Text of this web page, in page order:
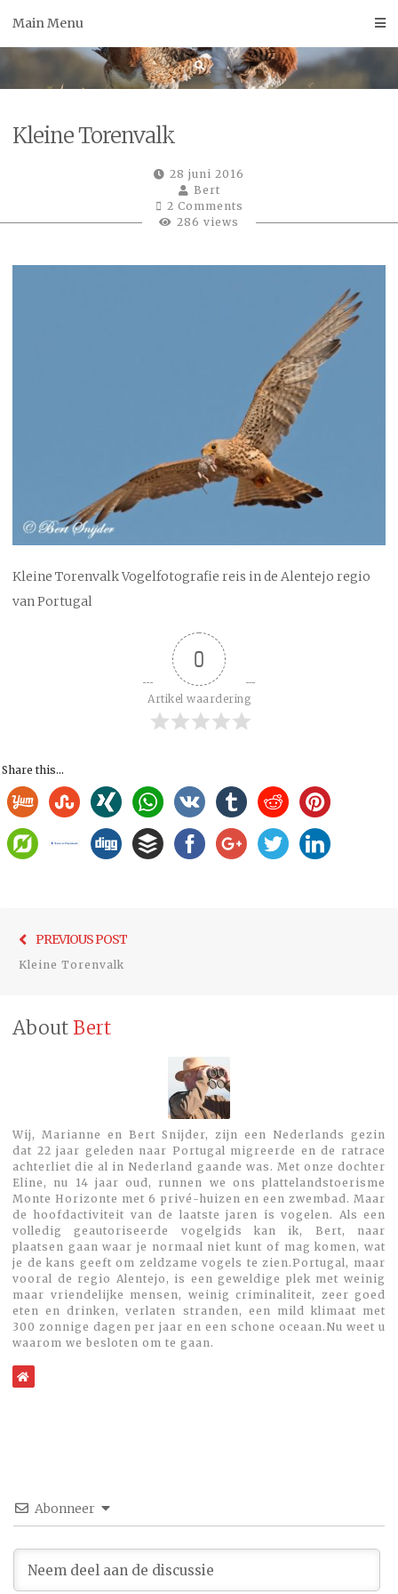
Main Menu
Kleine Torenvalk
28 juni 2016
Bert
2 Comments
286 views
Kleine Torenvalk Vogelfotografie reis in de Alentejo regio
van Portugal
0
Artikel waardering
Share this...
navigatie
PREVIOUS POST
Kleine Torenvalk
About Bert
Wij, Marianne en Bert Snijder, zijn een Nederlands gezin
dat 22 jaar geleden naar Portugal migreerde en de ratrace
achterliet die al in Nederland gaande was. Met onze dochter
Eline, nu 14 jaar oud, runnen we ons plattelandstoerisme
Monte Horizonte met 6 privé-huizen en een zwembad. Maar
de hoofdactiviteit van de laatste jaren is vogelen. Als een
volledig geautoriseerde vogelgids kan ik, Bert, naar
plaatsen gaan waar je normaal niet kunt of mag komen, wat
je de kans geeft om zeldzame vogels te zien.Portugal, maar
vooral de regio Alentejo, is een geweldige plek met weinig
maar vriendelijke mensen, weinig criminaliteit, zeer goed
eten en drinken, verlaten stranden, een mild klimaat met
300 zonnige dagen per jaar en een schone oceaan.Nu weet u
waarom we besloten om te gaan.
Abonneer